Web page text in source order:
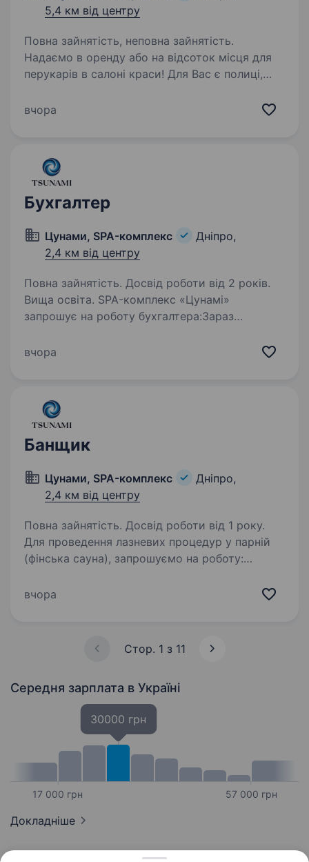
5,4 км від центру
Повна зайнятість, неповна зайнятість.
Надаємо в оренду або на відсоток місця для
перукарів в салоні краси! Для Вас є полиці,
Вашим гостям і Вам надається чай, кава,
вчора
Бухгалтер
Цунами, SPA-комплекс
Дніпро,
2,4 км від центру
Повна зайнятість. Досвід роботи від 2 років.
Вища освіта. SPA-комплекс «Цунамі»
запрошує на роботу бухгалтера:Зараз
цінує точність, відповідальність та прагне
вчора
Банщик
Цунами, SPA-комплекс
Дніпро,
2,4 км від центру
Повна зайнятість. Досвід роботи від 1 року.
Для проведення лазневих процедур у парній
(фінська сауна), запрошуємо на роботу:
з гарною фізичною витривалістю на повну
вчора
Стор. 1 з 11
Середня зарплата в Україні
17 000 грн
30000 грн
57 000 грн
Докладніше